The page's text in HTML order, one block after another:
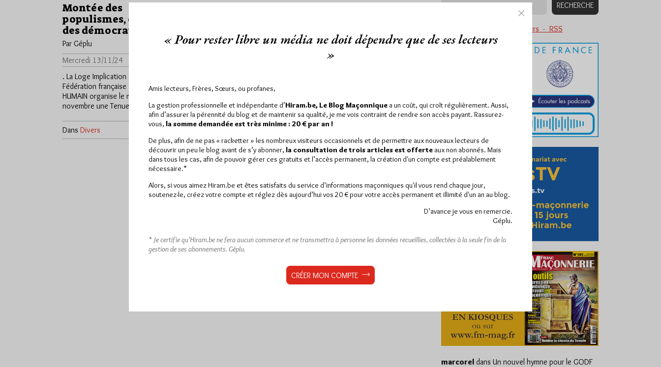
Montée des
populismes, érosion
des démocraties
Par Géplu
Mercredi 13/11/24
. La Loge Implication citoyenne de la
Fédération française du DROIT
HUMAIN organise le mardi 26
novembre une Tenue Blanche…
Dans Divers 0 commentaire
Abonnement aux Newsletters - RSS
marcorel dans Un nouvel hymne pour le GODF
« Pour rester libre un média ne doit dépendre que de ses lecteurs
»
Amis lecteurs, Frères, Sœurs, ou profanes,
La gestion professionnelle et indépendante d’Hiram.be, Le Blog Maçonnique a un coût, qui croît régulièrement. Aussi,
afin d’assurer la pérennité du blog et de maintenir sa qualité, je me vois contraint de rendre son accès payant. Rassurez-
vous, la somme demandée est très minime : 20 € par an !
De plus, afin de ne pas « racketter » les nombreux visiteurs occasionnels et de permettre aux nouveaux lecteurs de
découvrir un peu le blog avant de s’y abonner, la consultation de trois articles est offerte aux non abonnés. Mais
dans tous les cas, afin de pouvoir gérer ces gratuits et l’accès permanent, la création d'un compte est préalablement
nécessaire.*
Alors, si vous aimez Hiram.be et êtes satisfaits du service d’informations maçonniques qu'il vous rend chaque jour,
soutenez-le, créez votre compte et réglez dès aujourd’hui vos 20 € pour votre accès permanent et illimité d'un an au blog.
D’avance je vous en remercie.
Géplu.
* Je certifie qu’Hiram.be ne fera aucun commerce et ne transmettra à personne les données recueillies, collectées à la seule fin de la
gestion de ses abonnements. Géplu.
CRÉER MON COMPTE